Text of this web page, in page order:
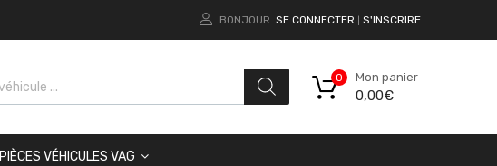
BONJOUR. SE CONNECTER S'INSCRIRE
Mon panier
0,00€
0
PIÈCES VÉHICULES VAG